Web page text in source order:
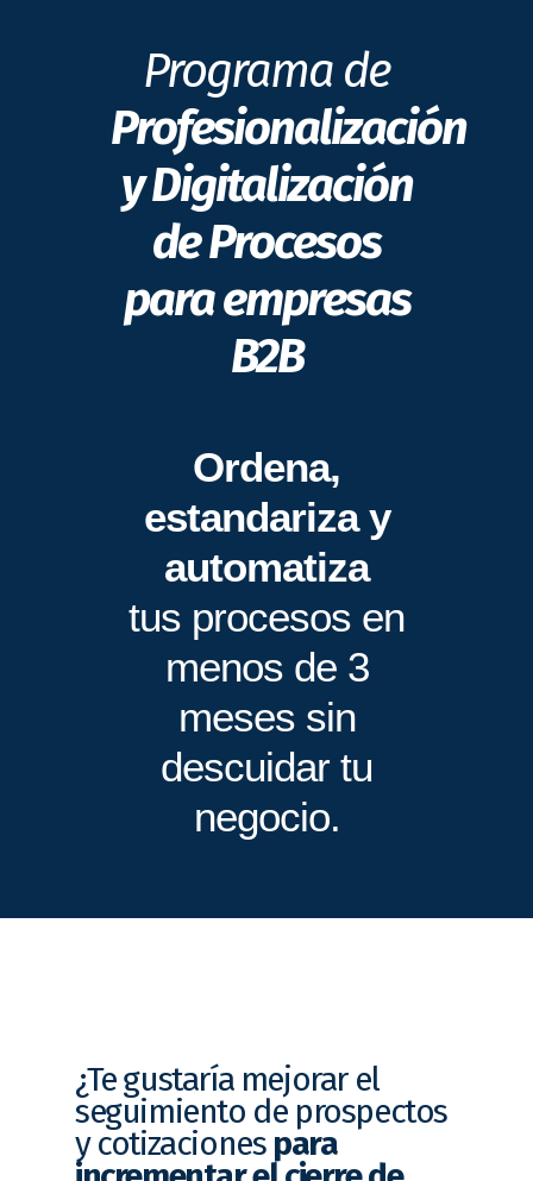
Programa de
Profesionalización
y Digitalización
de Procesos
para empresas
B2B
Ordena,
estandariza y
automatiza
tus procesos en
menos de 3
meses sin
descuidar tu
negocio.
¿Te gustaría mejorar el
seguimiento de prospectos
y cotizaciones para